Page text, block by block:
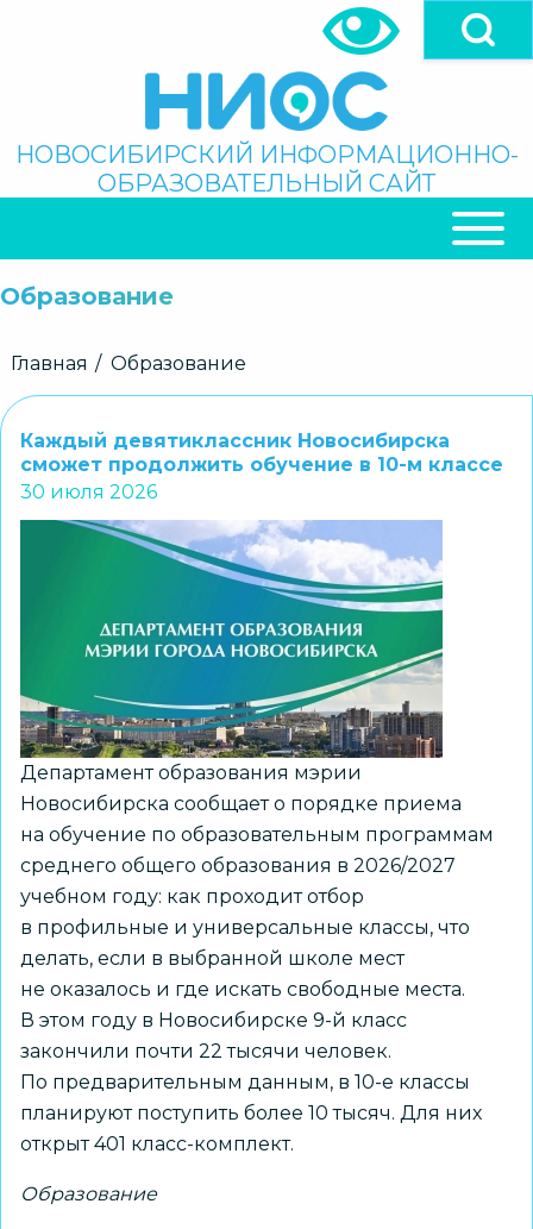
Поиск
НОВОСИБИРСКИЙ ИНФОРМАЦИОННО-
ОБРАЗОВАТЕЛЬНЫЙ САЙТ
НАВИГАЦИЯ
Образование
Строка
Главная Образование
Каждый девятиклассник Новосибирска
сможет продолжить обучение в 10-м классе
30 июля 2026
Департамент образования мэрии
Новосибирска сообщает о порядке приема
на обучение по образовательным программам
среднего общего образования в 2026/2027
учебном году: как проходит отбор
в профильные и универсальные классы, что
делать, если в выбранной школе мест
не оказалось и где искать свободные места.
В этом году в Новосибирске 9-й класс
закончили почти 22 тысячи человек.
По предварительным данным, в 10-е классы
планируют поступить более 10 тысяч. Для них
открыт 401 класс-комплект.
Образование